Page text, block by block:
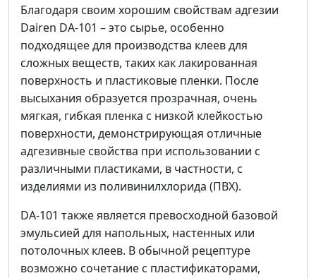
Благодаря своим хорошим свойствам адгезии
Dairen DA-101 – это сырье, особенно
подходящее для производства клеев для
сложных веществ, таких как лакированная
поверхность и пластиковые пленки. После
высыхания образуется прозрачная, очень
мягкая, гибкая пленка с низкой клейкостью
поверхности, демонстрирующая отличные
адгезивные свойства при использовании с
различными пластиками, в частности, с
изделиями из поливинилхлорида (ПВХ).
DA-101 также является превосходной базовой
эмульсией для напольных, настенных или
потолочных клеев. В обычной рецептуре
возможно сочетание с пластификаторами,